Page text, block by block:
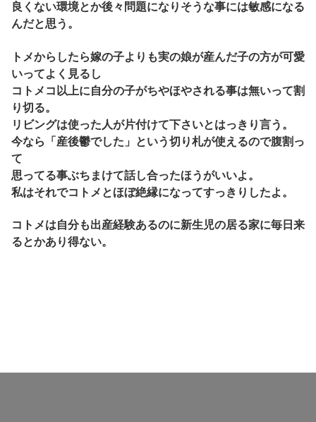
良くない環境とか後々問題になりそうな事には敏感になる
んだと思う。
トメからしたら嫁の子よりも実の娘が産んだ子の方が可愛
いってよく見るし
コトメコ以上に自分の子がちやほやされる事は無いって割
り切る。
リビングは使った人が片付けて下さいとはっきり言う。
今なら「産後鬱でした」という切り札が使えるので腹割っ
て
思ってる事ぶちまけて話し合ったほうがいいよ。
私はそれでコトメとほぼ絶縁になってすっきりしたよ。
コトメは自分も出産経験あるのに新生児の居る家に毎日来
るとかあり得ない。